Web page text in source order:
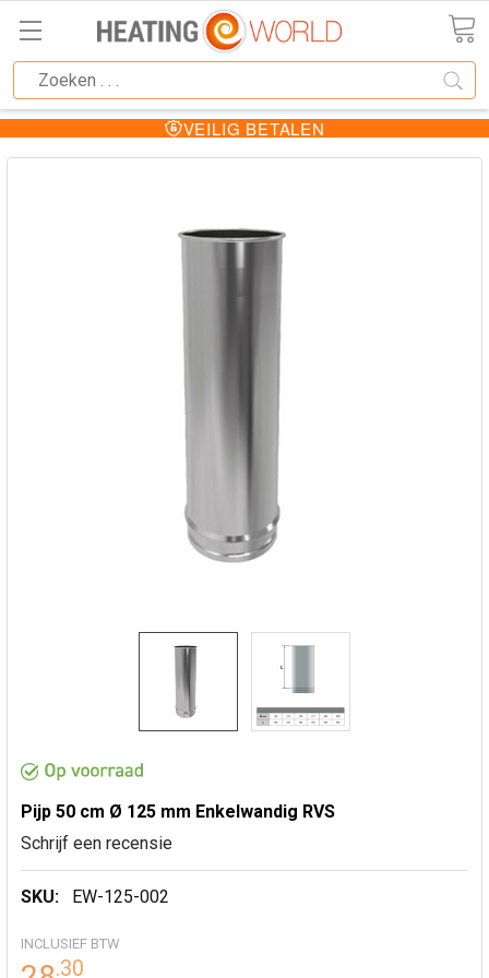
VEILIG BETALEN
Pijp 50 cm Ø 125 mm Enkelwandig RVS
Schrijf een recensie
SKU: EW-125-002
INCLUSIEF BTW
.30